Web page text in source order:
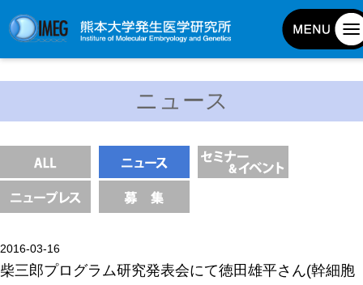
基本目標と基本方針
発生研の歴史
外部評価
パンフレット
ニュース
2016-03-16
柴三郎プログラム研究発表会にて徳田雄平さん(幹細胞